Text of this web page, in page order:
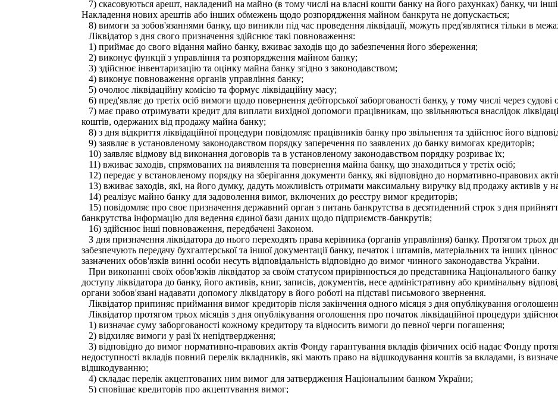
7) скасовуються арешт, накладений на майно (в тому числі на власні кошти банку на його рахунках) банку, чи
Накладення нових арештів або інших обмежень щодо розпорядження майном банкрута не допускається;
8) вимоги за зобов'язаннями банку, що виникли під час проведення ліквідації, можуть пред'являтися тільки в
Ліквідатор з дня свого призначення здійснює такі повноваження:
1) приймає до свого відання майно банку, вживає заходів що до забезпечення його збереження;
2) виконує функції з управління та розпорядження майном банку;
3) здійснює інвентаризацію та оцінку майна банку згідно з законодавством;
4) виконує повноваження органів управління банку;
5) очолює ліквідаційну комісію та формує ліквідаційну масу;
6) пред'являє до третіх осіб вимоги щодо повернення дебіторської заборгованості банку, у тому числі через судові
7) має право отримувати кредит для виплати вихідної допомоги працівникам, що звільняються внаслідок
коштів, одержаних від продажу майна банку;
8) з дня відкриття ліквідаційної процедури повідомляє працівників банку про звільнення та здійснює його
9) заявляє в установленому законодавством порядку заперечення по заявлених до банку вимогах кредиторів;
10) заявляє відмову від виконання договорів та в установленому законодавством порядку розриває їх;
11) вживає заходів, спрямованих на виявлення та повернення майна банку, що знаходиться у третіх осіб;
12) передає у встановленому порядку на зберігання документи банку, які відповідно до нормативно-правових
13) вживає заходів, які, на його думку, дадуть можливість отримати максимальну виручку від продажу активів у
14) реалізує майно банку для задоволення вимог, включених до реєстру вимог кредиторів;
15) повідомляє про своє призначення державний орган з питань банкрутства в десятиденний строк з дня
банкрутства інформацію для ведення єдиної бази даних щодо підприємств-банкрутів;
16) здійснює інші повноваження, передбачені Законом.
З дня призначення ліквідатора до нього переходять права керівника (органів управління) банку. Протягом трьох
забезпечують передачу бухгалтерської та іншої документації банку, печаток і штампів, матеріальних та інших
зазначених обов'язків винні особи несуть відповідальність відповідно до вимог чинного законодавства України.
При виконанні своїх обов'язків ліквідатор за своїм статусом прирівнюється до представника Національного
доступу ліквідатора до банку, його активів, книг, записів, документів, несе адміністративну або кримінальну
органи зобов'язані надавати допомогу ліквідатору в його роботі на підставі письмового звернення.
Ліквідатор припиняє приймання вимог кредиторів після закінчення одного місяця з дня опублікування
Ліквідатор протягом трьох місяців з дня опублікування оголошення про початок ліквідаційної процедури
1) визначає суму заборгованості кожному кредитору та відносить вимоги до певної черги погашення;
2) відхиляє вимоги у разі їх непідтвердження;
3) відповідно до вимог нормативно-правових актів Фонду гарантування вкладів фізичних осіб надає Фонду
недоступності вкладів повний перелік вкладників, які мають право на відшкодування коштів за вкладами, із
відшкодуванню;
4) складає перелік акцептованих ним вимог для затвердження Національним банком України;
5) сповіщає кредиторів про акцептування вимог;